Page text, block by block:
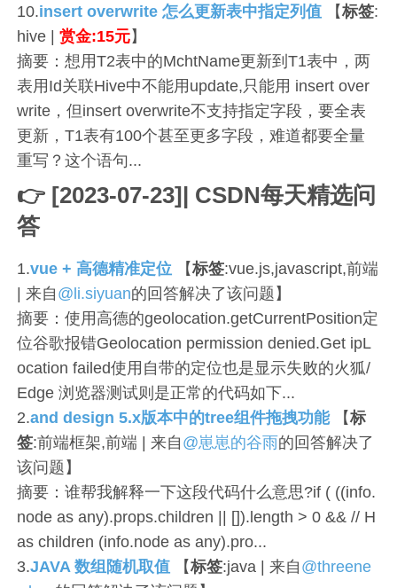
10.insert overwrite 怎么更新表中指定列值 【标签:
hive |赏金:15元】
摘要：想用T2表中的MchtName更新到T1表中，两
表用Id关联Hive中不能用update,只能用 insert over
write，但insert overwrite不支持指定字段，要全表
更新，T1表有100个甚至更多字段，难道都要全量
重写？这个语句...
👉 [2023-07-23]| CSDN每天精选问
答
1.vue + 高德精准定位 【标签:vue.js,javascript,前端
| 来自 @li.siyuan的回答解决了该问题】
摘要：使用高德的geolocation.getCurrentPosition定
位谷歌报错Geolocation permission denied.Get ipL
ocation failed使用自带的定位也是显示失败的火狐/
Edge 浏览器测试则是正常的代码如下...
2.and design 5.x版本中的tree组件拖拽功能【标
签:前端框架,前端 | 来自 @崽崽的谷雨的回答解决了
该问题】
摘要：谁帮我解释一下这段代码什么意思?if ( ((info.
node as any).props.children || []).length > 0 && // H
as children (info.node as any).pro...
3.JAVA 数组随机取值 【标签:java | 来自 @threene